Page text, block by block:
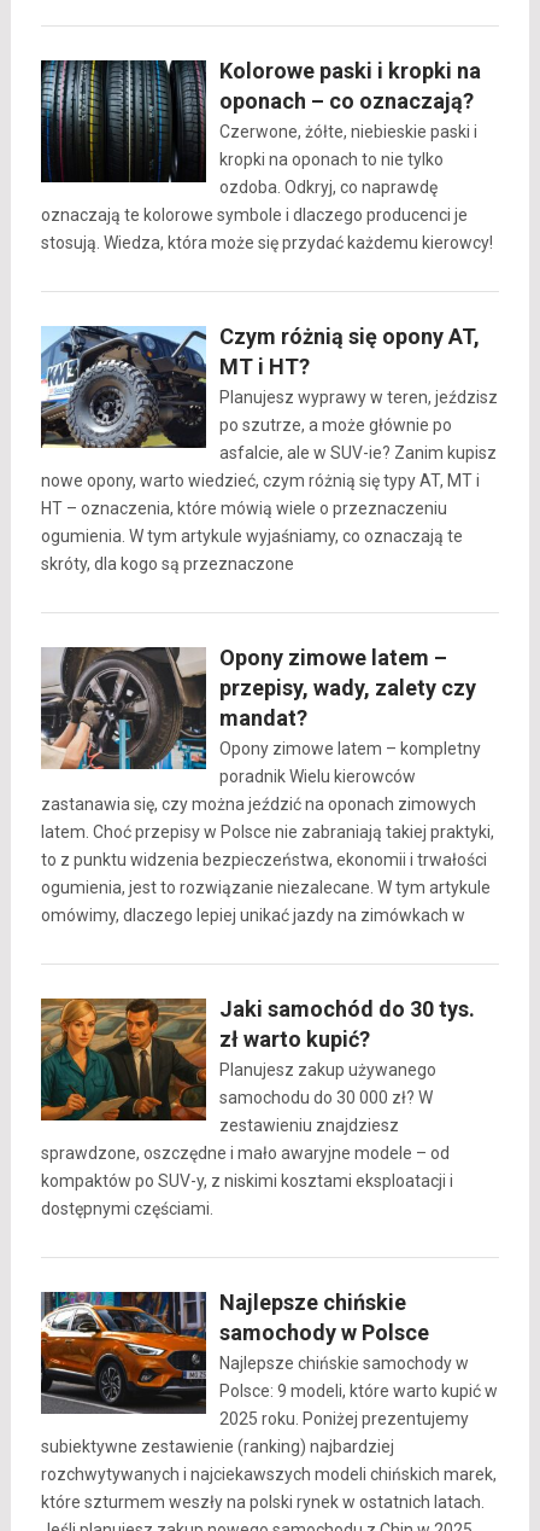
Kolorowe paski i kropki na
oponach – co oznaczają?
Czerwone, żółte, niebieskie paski i
kropki na oponach to nie tylko
ozdoba. Odkryj, co naprawdę
oznaczają te kolorowe symbole i dlaczego producenci je
stosują. Wiedza, która może się przydać każdemu kierowcy!
Czym różnią się opony AT,
MT i HT?
Planujesz wyprawy w teren, jeździsz
po szutrze, a może głównie po
asfalcie, ale w SUV-ie? Zanim kupisz
nowe opony, warto wiedzieć, czym różnią się typy AT, MT i
HT – oznaczenia, które mówią wiele o przeznaczeniu
ogumienia. W tym artykule wyjaśniamy, co oznaczają te
skróty, dla kogo są przeznaczone
Opony zimowe latem –
przepisy, wady, zalety czy
mandat?
Opony zimowe latem – kompletny
poradnik Wielu kierowców
zastanawia się, czy można jeździć na oponach zimowych
latem. Choć przepisy w Polsce nie zabraniają takiej praktyki,
to z punktu widzenia bezpieczeństwa, ekonomii i trwałości
ogumienia, jest to rozwiązanie niezalecane. W tym artykule
omówimy, dlaczego lepiej unikać jazdy na zimówkach w
Jaki samochód do 30 tys.
zł warto kupić?
Planujesz zakup używanego
samochodu do 30 000 zł? W
zestawieniu znajdziesz
sprawdzone, oszczędne i mało awaryjne modele – od
kompaktów po SUV-y, z niskimi kosztami eksploatacji i
dostępnymi częściami.
Najlepsze chińskie
samochody w Polsce
Najlepsze chińskie samochody w
Polsce: 9 modeli, które warto kupić w
2025 roku. Poniżej prezentujemy
subiektywne zestawienie (ranking) najbardziej
rozchwytywanych i najciekawszych modeli chińskich marek,
które szturmem weszły na polski rynek w ostatnich latach.